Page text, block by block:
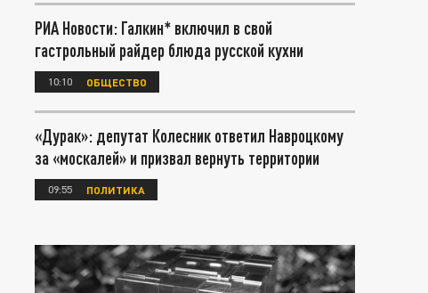
РИА Новости: Галкин* включил в свой
гастрольный райдер блюда русской кухни
10:10 ОБЩЕСТВО
«Дурак»: депутат Колесник ответил Навроцкому
за «москалей» и призвал вернуть территории
09:55 ПОЛИТИКА